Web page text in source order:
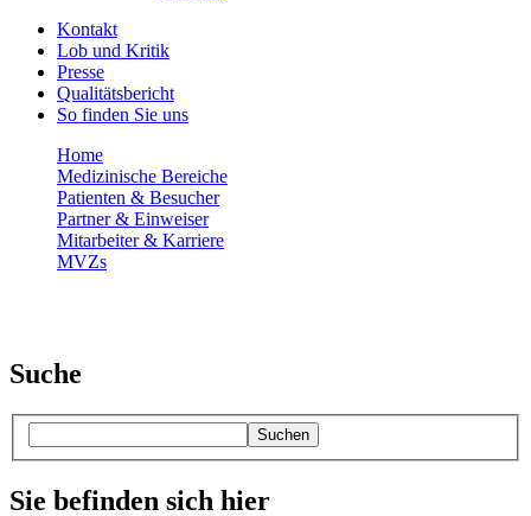
Kontakt
Lob und Kritik
Presse
Qualitätsbericht
So finden Sie uns
Home
Medizinische Bereiche
Patienten & Besucher
Partner & Einweiser
Mitarbeiter & Karriere
MVZs
Suche
Suchen
Sie befinden sich hier